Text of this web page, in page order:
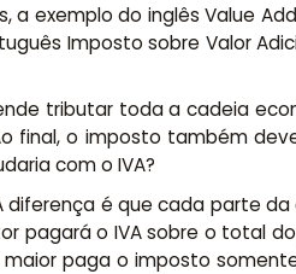
a exemplo do inglês Value
Imposto sobre Valor
tributar toda a cadeia
final, o imposto também
com o IVA?
diferença é que cada parte
pagará o IVA sobre o total
paga o imposto